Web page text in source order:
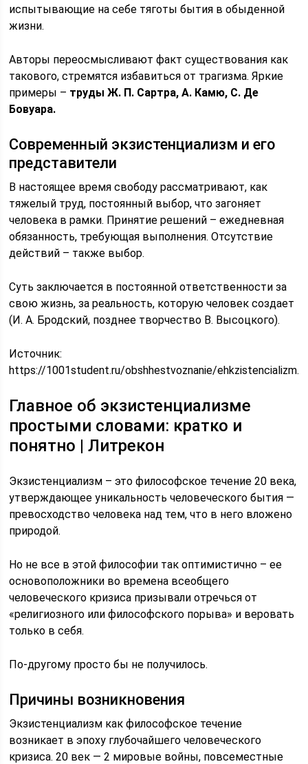
испытывающие на себе тяготы бытия в обыденной
жизни.
Авторы переосмысливают факт существования как
такового, стремятся избавиться от трагизма. Яркие
примеры – труды Ж. П. Сартра, А. Камю, С. Де
Бовуара.
Современный экзистенциализм и его
представители
В настоящее время свободу рассматривают, как
тяжелый труд, постоянный выбор, что загоняет
человека в рамки. Принятие решений – ежедневная
обязанность, требующая выполнения. Отсутствие
действий – также выбор.
Суть заключается в постоянной ответственности за
свою жизнь, за реальность, которую человек создает
(И. А. Бродский, позднее творчество В. Высоцкого).
Источник:
https://1001student.ru/obshhestvoznanie/
Главное об экзистенциализме
простыми словами: кратко и
понятно | Литрекон
Экзистенциализм – это философское течение 20 века,
утверждающее уникальность человеческого бытия —
превосходство человека над тем, что в него вложено
природой.
Но не все в этой философии так оптимистично – ее
основоположники во времена всеобщего
человеческого кризиса призывали отречься от
«религиозного или философского порыва» и веровать
только в себя.
По-другому просто бы не получилось.
Причины возникновения
Экзистенциализм как философское течение
возникает в эпоху глубочайшего человеческого
кризиса. 20 век — 2 мировые войны, повсеместные